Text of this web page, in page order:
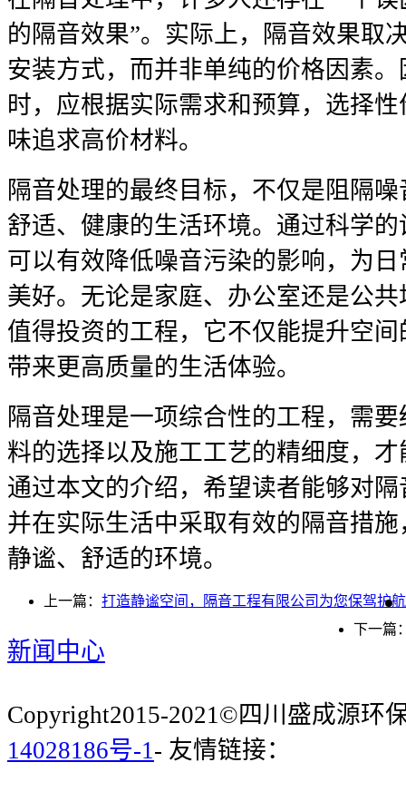
的隔音效果”。实际上，隔音效果取
安装方式，而并非单纯的价格因素
时，应根据实际需求和预算，选择
味追求高价材料。
隔音处理的最终目标，不仅是阻隔
舒适、健康的生活环境。通过科学
可以有效降低噪音污染的影响，为
美好。无论是家庭、办公室还是公
值得投资的工程，它不仅能提升空
带来更高质量的生活体验。
隔音处理是一项综合性的工程，需
料的选择以及施工工艺的精细度，
通过本文的介绍，希望读者能够对
并在实际生活中采取有效的隔音措
静谧、舒适的环境。
上一篇： 打造静谧空间，隔音工程有限公司为您保驾护航
下一篇
新闻中心
Copyright2015-2021©四川盛成源环
14028186号-1 - 友情链接：